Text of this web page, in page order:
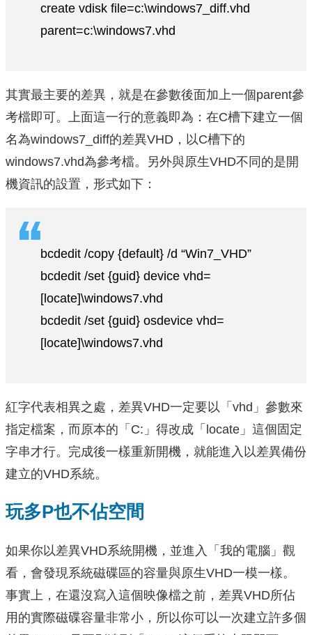
create vdisk file=c:\windows7_diff.vhd
parent=c:\windows7.vhd
其實最主要的差異，就是在參數後面加上一個parent參
考檔即可。上面這一行的意義即為：在C槽下建立一個
名為windows7_diff的差異VHD，以C槽下的
windows7.vhd為參考檔。另外與原生VHD不同的是開
機資訊的設置，形式如下：
bcdedit /copy {default} /d “Win7_VHD”
bcdedit /set {guid} device vhd=
[locate]\windows7.vhd
bcdedit /set {guid} osdevice vhd=
[locate]\windows7.vhd
紅字代表相異之處，差異VHD一定要以「vhd」參數來
指定檔案，而原本的「C:」得改成「locate」這個固定
字串才行。完成後一樣重新開機，就能進入以差異備份
建立的VHD系統。
玩多P也不佔空間
如果你以差異VHD系統開機，並進入「我的電腦」觀
看，會發現系統磁碟區的容量與原生VHD一模一樣。
事實上，在還沒寫入這個映像檔之前，差異VHD所佔
用的實際磁碟容量非常小，所以你可以一次建立許多個